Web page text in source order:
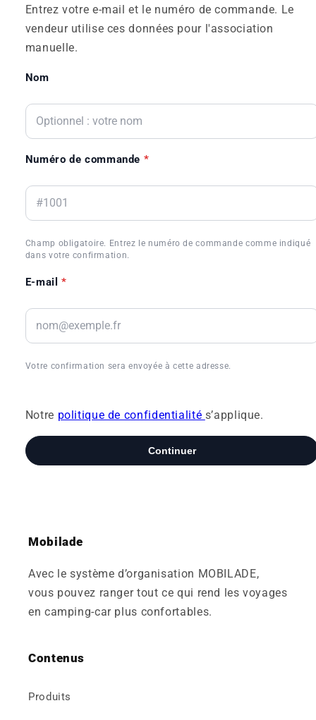
Mobilade
Avec le système d’organisation MOBILADE,
vous pouvez ranger tout ce qui rend les voyages
en camping-car plus confortables.
Contenus
Produits